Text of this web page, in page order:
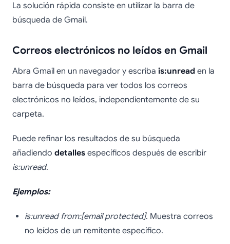
La solución rápida consiste en utilizar la barra de
búsqueda de Gmail.
Correos electrónicos no leídos en Gmail
Abra Gmail en un navegador y escriba is:unread en la
barra de búsqueda para ver todos los correos
electrónicos no leídos, independientemente de su
carpeta.
Puede refinar los resultados de su búsqueda
añadiendo detalles específicos después de escribir
is:unread.
Ejemplos:
is:unread from:[email protected]. Muestra correos
no leídos de un remitente específico.